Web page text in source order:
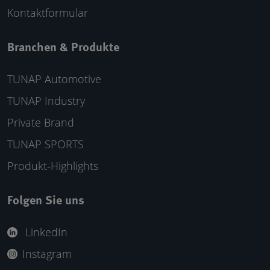
Kontaktformular
Branchen & Produkte
TUNAP Automotive
TUNAP Industry
Private Brand
TUNAP SPORTS
Produkt-Highlights
Folgen Sie uns
LinkedIn
Instagram